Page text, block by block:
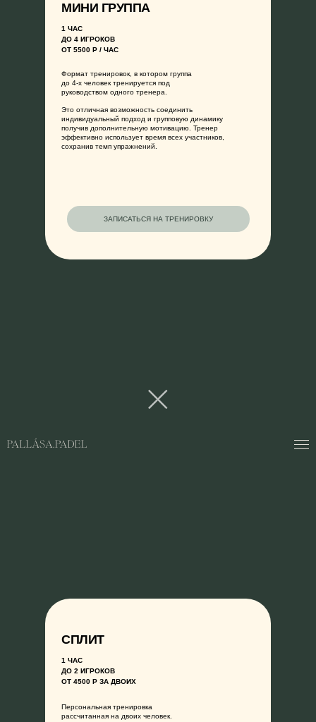
МИНИ ГРУППА
ЗАПИСАТЬСЯ НА ТРЕНИРОВКУ
Это отличная возможность соединить
индивидуальный подход и групповую динамику
получив дополнительную мотивацию. Тренер
эффективно использует время всех участников,
сохранив темп упражнений.
Формат тренировок, в котором группа
до 4-х человек тренируется под
руководством одного тренера.
1 ЧАС
ДО 4 ИГРОКОВ
ОТ 5500 Р / ЧАС
СПЛИТ
Персональная тренировка
рассчитанная на двоих человек.
1 ЧАС
ДО 2 ИГРОКОВ
ОТ 4500 Р ЗА ДВОИХ
ТРЕНИРОВКИ
О НАС